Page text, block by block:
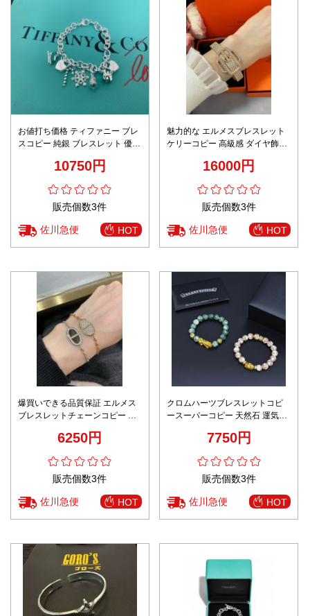
お値打ち価格 ティファニー ブレ
スコピー 純銀 ブレスレット 優雅
10750円
販売個数3件
佐川急便 HOT
魅力的な エルメスブレスレット
ケリーコピー 高級感 ダイヤ飾り
16000円
販売個数3件
佐川急便 HOT
爆買いできる品質保証 エルメス
ブレスレットチェーンコピー フ
6250円
販売個数3件
佐川急便 HOT
クロムハーツブレスレットコピ
ースーパーコピー 天然石 運気を
7750円
販売個数3件
佐川急便 HOT